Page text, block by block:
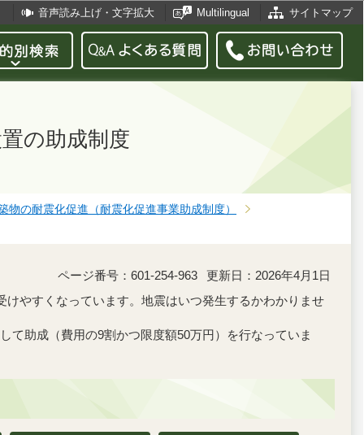
音声読み上げ・文字拡大 Multilingual サイトマップ
の助成制度
物の耐震化促進（耐震化促進事業助成制度）
ページ番号：601-254-963
更新日：2026年4月1日
やすくなっています。地震はいつ発生するかわかりませ
助成（費用の9割かつ限度額50万円）を行なっていま